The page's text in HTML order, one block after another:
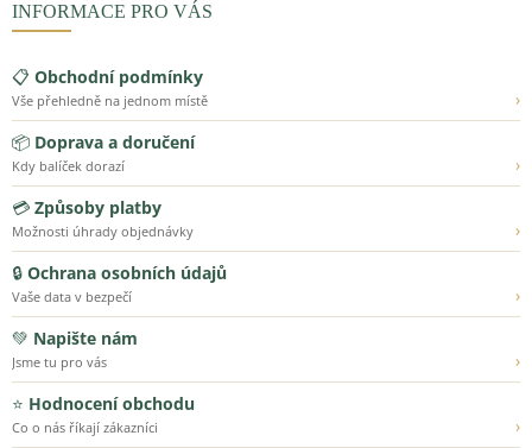
INFORMACE PRO VÁS
📋 Obchodní podmínky
Vše přehledně na jednom místě
›
📦 Doprava a doručení
Kdy balíček dorazí
›
💳 Způsoby platby
Možnosti úhrady objednávky
›
🔒 Ochrana osobních údajů
Vaše data v bezpečí
›
💚 Napište nám
Jsme tu pro vás
›
⭐ Hodnocení obchodu
Co o nás říkají zákazníci
›